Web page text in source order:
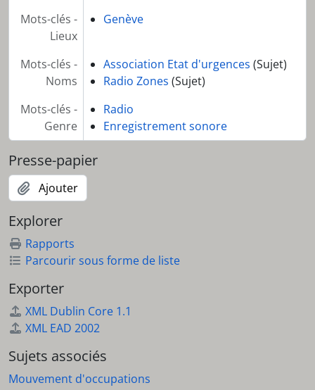
Mots-clés -
Lieux
Genève
Mots-clés -
Noms
Association Etat d'urgences (Sujet)
Radio Zones (Sujet)
Mots-clés -
Genre
Radio
Enregistrement sonore
Presse-papier
Ajouter
Explorer
Rapports
Parcourir sous forme de liste
Exporter
XML Dublin Core 1.1
XML EAD 2002
Sujets associés
Mouvement d'occupations